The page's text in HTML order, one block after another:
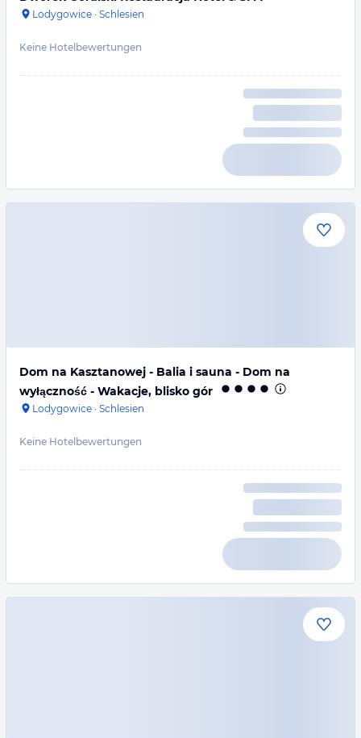
Lodygowice · Schlesien
Keine Hotelbewertungen
Dom na Kasztanowej - Balia i sauna - Dom na
wyłączność - Wakacje, blisko gór
Lodygowice · Schlesien
Keine Hotelbewertungen